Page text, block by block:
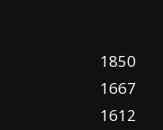
1850
1667
1612